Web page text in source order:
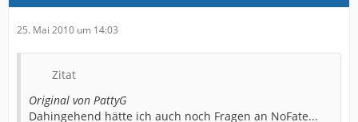
25. Mai 2010 um 14:03
Zitat
Original von PattyG
Dahingehend hätte ich auch noch Fragen an NoFate...